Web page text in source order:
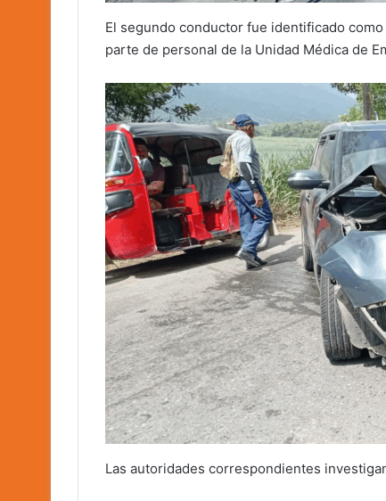
El segundo conductor fue identificado
parte de personal de la Unidad Médica de
Las autoridades correspondientes